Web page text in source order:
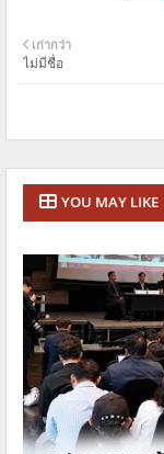
เก่ากว่า
ไม่มีชื่อ
YOU MAY LIKE